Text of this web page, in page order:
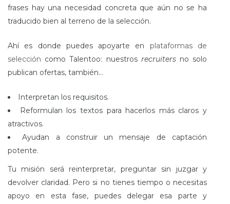
frases hay una necesidad concreta que aún no se ha
traducido bien al terreno de la selección.
Ahí es donde puedes apoyarte en plataformas de
selección como Talentoo: nuestros recruitersno solo
publican ofertas, también…
Interpretan los requisitos.
Reformulan los textos para hacerlos más claros y
atractivos.
Ayudan a construir un mensaje de captación
potente.
Tu misión será reinterpretar, preguntar sin juzgar y
devolver claridad. Pero si no tienes tiempo o necesitas
apoyo en esta fase, puedes delegar esa parte y